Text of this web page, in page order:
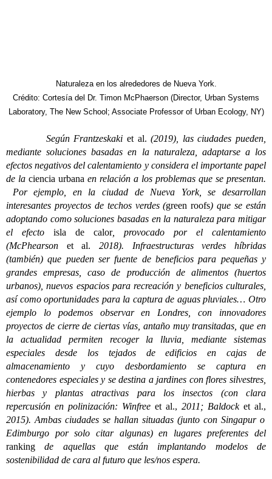
Naturaleza en los alrededores de Nueva York.
Crédito: Cortesía del Dr. Timon McPhaerson (Director, Urban Systems
Laboratory, The New School; Associate Professor of Urban Ecology, NY)
Según Frantzeskakiet al. (2019), las ciudades pueden,
mediante soluciones basadas en la naturaleza, adaptarse a los
efectos negativos del calentamiento y considera el importante papel
de la ciencia urbana en relación a los problemas que se presentan.
Por ejemplo, en la ciudad de Nueva York, se desarrollan
interesantes proyectos de techos verdes (green roofs) que se están
adoptando como soluciones basadas en la naturaleza para mitigar
el efecto isla de calor, provocado por el calentamiento
(McPhearson et al. 2018). Infraestructuras verdes híbridas
(también) que pueden ser fuente de beneficios para pequeñas y
grandes empresas, caso de producción de alimentos (huertos
urbanos), nuevos espacios para recreación y beneficios culturales,
así como oportunidades para la captura de aguas pluviales… Otro
ejemplo lo podemos observar en Londres, con innovadores
proyectos de cierre de ciertas vías, antaño muy transitadas, que en
la actualidad permiten recoger la lluvia, mediante sistemas
especiales desde los tejados de edificios en cajas de
almacenamiento y cuyo desbordamiento se captura en
contenedores especiales y se destina a jardines con flores silvestres,
hierbas y plantas atractivas para los insectos (con clara
repercusión en polinización: Winfree et al., 2011; Baldock et al.,
2015). Ambas ciudades se hallan situadas (junto con Singapur o
Edimburgo por solo citar algunas) en lugares preferentes del
ranking de aquellas que están implantando modelos de
sostenibilidad de cara al futuro que les/nos espera.